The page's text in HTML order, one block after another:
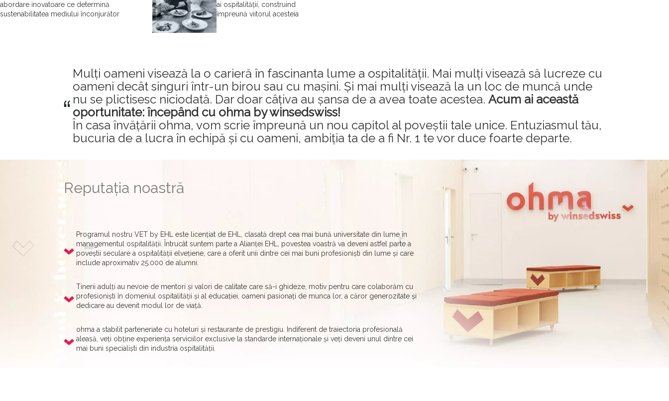
abordare inovatoare ce determină
sustenabilitatea mediului înconjurător
ai ospitalității, construind
împreună viitorul acesteia
Mulți oameni visează la o carieră în fascinanta lume a ospitalității. Mai mulți visează să lucreze cu
oameni decât singuri într-un birou sau cu mașini. Și mai mulți visează la un loc de muncă unde
nu se plictisesc niciodată. Dar doar câțiva au șansa de a avea toate acestea. Acum ai această
oportunitate: începând cu ohma by winsedswiss!
În casa învățării ohma, vom scrie împreună un nou capitol al poveștii tale unice. Entuziasmul tău,
bucuria de a lucra în echipă și cu oameni, ambiția ta de a fi Nr. 1 te vor duce foarte departe.
Reputația noastră
Programul nostru VET by EHL este licențiat de EHL, clasată drept cea mai bună universitate din lume în
managementul ospitalității. Întrucât suntem parte a Alianței EHL, povestea voastră va deveni astfel parte a
poveștii seculare a ospitalității elvețiene, care a oferit unii dintre cei mai buni profesioniști din lume și care
include aproximativ 25.000 de alumni.
Tinerii adulți au nevoie de mentori și valori de calitate care să-i ghideze, motiv pentru care colaborăm cu
profesioniști în domeniul ospitalității și al educației, oameni pasionați de munca lor, a căror generozitate și
dedicare au devenit modul lor de viață.
ohma a stabilit parteneriate cu hoteluri și restaurante de prestigiu. Indiferent de traiectoria profesională
aleasă, veți obține experiența serviciilor exclusive la standarde internaționale și veți deveni unul dintre cei
mai buni specialiști din industria ospitalității.